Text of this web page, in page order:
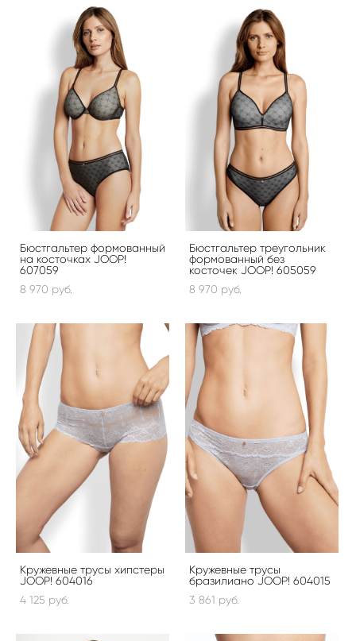
Бюстгальтер формованный
на косточках JOOP!
607059
8 970 pуб.
Бюстгальтер треугольник
формованный без
косточек JOOP! 605059
8 970 pуб.
Кружевные трусы хипстеры
JOOP! 604016
4 125 pуб.
Кружевные трусы
бразилиано JOOP! 604015
3 861 pуб.